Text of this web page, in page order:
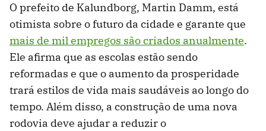
O prefeito de Kalundborg, Martin Damm, está
otimista sobre o futuro da cidade e garante que
mais de mil empregos são criados anualmente.
Ele afirma que as escolas estão sendo
reformadas e que o aumento da prosperidade
trará estilos de vida mais saudáveis ​​ao longo do
tempo. Além disso, a construção de uma nova
rodovia deve ajudar a reduzir o